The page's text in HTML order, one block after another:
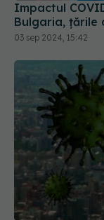
Impactul
Bulgaria, țările
03 sep 2024, 15:42